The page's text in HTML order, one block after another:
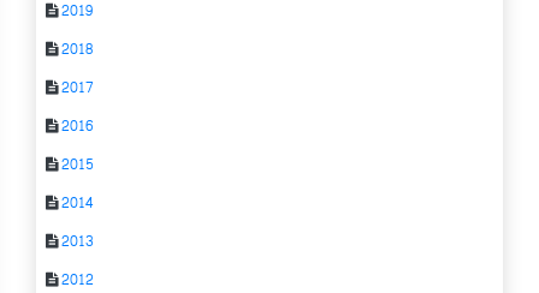
2019
2018
2017
2016
2015
2014
2013
2012